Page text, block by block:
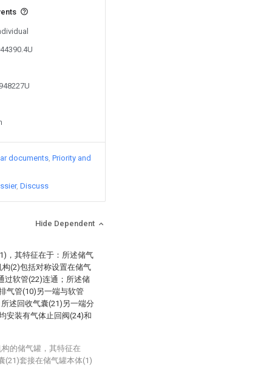
documents Priority and
Discuss
Hide Dependent
，其特征在于：所述储气
(2)包括对称设置在储气
过软管(22)连通；所述储
气管(10)另一端与软管
述回收气囊(21)另一端分
安装有气体止回阀(24)和
的储气罐，其特征在
(21)套接在储气罐本体(1)